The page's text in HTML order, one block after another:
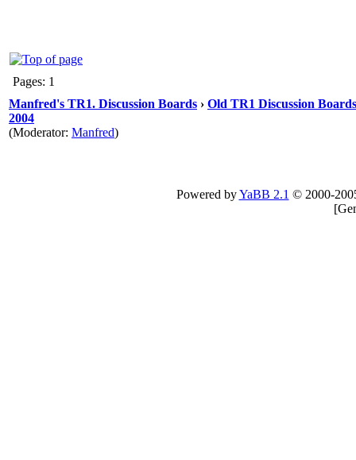
Pages: 1
Manfred's TR1. Discussion Boards › Old TR1 Discussion
2004
(Moderator: Manfred)
Powered byYaBB 2.1 © 2000-
[